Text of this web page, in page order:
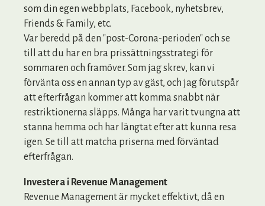
som din egen webbplats, Facebook, nyhetsbrev,
Friends & Family, etc.
Var beredd på den "post-Corona-perioden" och se
till att du har en bra prissättningsstrategi för
sommaren och framöver. Som jag skrev, kan vi
förvänta oss en annan typ av gäst, och jag förutspår
att efterfrågan kommer att komma snabbt när
restriktionerna släpps. Många har varit tvungna att
stanna hemma och har längtat efter att kunna resa
igen. Se till att matcha priserna med förväntad
efterfrågan.
Investera i Revenue Management
Revenue Management är mycket effektivt, då en